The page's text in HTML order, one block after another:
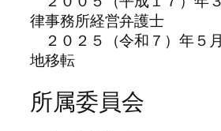
律事務所経営弁護士
２０２５（令和７）年５
地移転
所属委員会